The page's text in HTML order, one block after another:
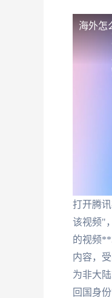
海外怎
打开腾
该视频"
的视频
内容，
为非大
回国身